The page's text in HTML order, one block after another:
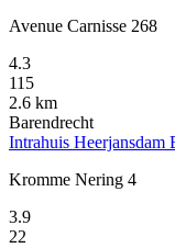
Avenue Carnisse 268
4.3
115
2.6 km
Barendrecht
Intrahuis Heerjansdam
Kromme Nering 4
3.9
22